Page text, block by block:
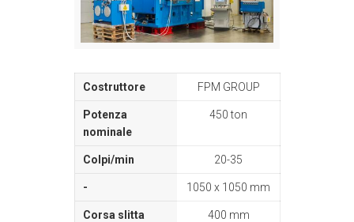
FPM GROUP
450 ton
20-35
1050 x 1050 mm
400 mm